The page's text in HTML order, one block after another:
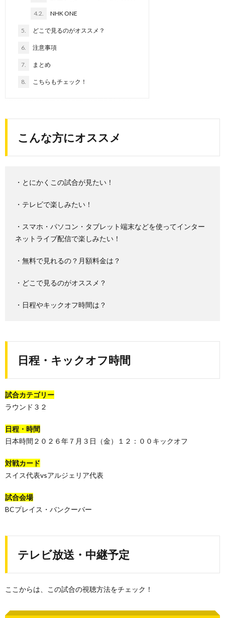
4.2. NHK ONE
5. どこで見るのがオススメ？
6. 注意事項
7. まとめ
8. こちらもチェック！
こんな方にオススメ
・とにかくこの試合が見たい！
・テレビで楽しみたい！
・スマホ・パソコン・タブレット端末などを使ってインター
ネットライブ配信で楽しみたい！
・無料で見れるの？月額料金は？
・どこで見るのがオススメ？
・日程やキックオフ時間は？
日程・キックオフ時間
試合カテゴリー
ラウンド３２
日程・時間
日本時間２０２６年７月３日（金）１２：００キックオフ
対戦カード
スイス代表vsアルジェリア代表
試合会場
BCプレイス・バンクーバー
テレビ放送・中継予定
ここからは、この試合の視聴方法をチェック！